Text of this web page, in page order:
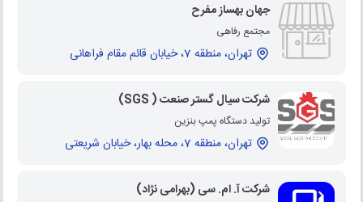
جهان بهساز مفرح
مجتمع رفاهی
تهران، منطقه 7، خیابان قائم مقام فراهانی
شرکت سیال گستر صنعت ( SGS)
تولید دستگاه پمپ بنزین
تهران، منطقه 7، محله بهار، خیابان شریعتی
شرکت آ. ام. سی (بهرامی نژاد)